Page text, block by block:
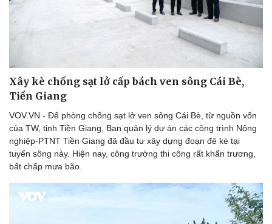
Xây kè chống sạt lở cấp bách ven sông Cái Bè,
Tiền Giang
VOV.VN - Để phòng chống sạt lở ven sông Cái Bè, từ nguồn vốn
của TW, tỉnh Tiền Giang, Ban quản lý dự án các công trình Nông
nghiệp-PTNT Tiền Giang đã đầu tư xây dựng đoạn đê kè tại
tuyến sông này. Hiện nay, công trường thi công rất khẩn trương,
bất chấp mưa bão.